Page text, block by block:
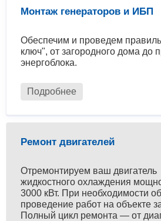
Монтаж генераторов и ИБП
Обеспечим и проведем
ключ", от загородного дома до
энергоблока.
Подробнее
Ремонт двигателей
Отремонтируем ваш двигатель
жидкостного охлаждения
3000 кВт. При необходимости
проведение работ на объекте
Полный цикл ремонта — от